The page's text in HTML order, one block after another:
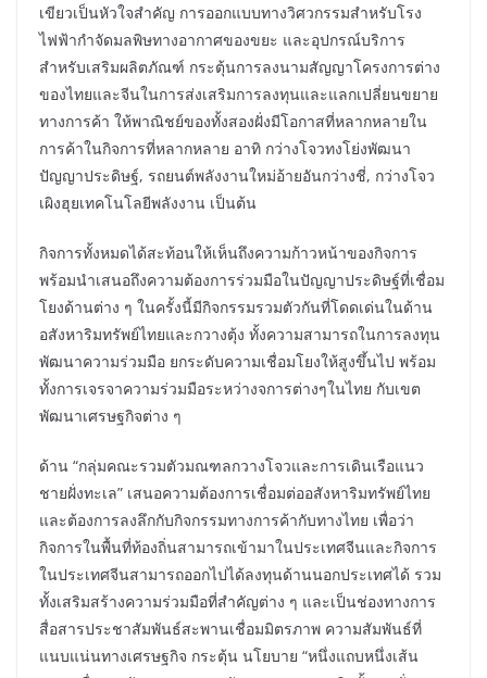
เขียวเป็นหัวใจสำคัญ การออกแบบทางวิศวกรรมสำหรับโรง
ไฟฟ้ากำจัดมลพิษทางอากาศของขยะ และอุปกรณ์บริการ
สำหรับเสริมผลิตภัณฑ์ กระตุ้นการลงนามสัญญาโครงการต่าง
ของไทยและจีนในการส่งเสริมการลงทุนและแลกเปลี่ยนขยาย
ทางการค้า ให้พาณิชย์ของทั้งสองฝั่งมีโอกาสที่หลากหลายใน
การค้าในกิจการที่หลากหลาย อาทิ กว่างโจวทงโย่งพัฒนา
ปัญญาประดิษฐ์, รถยนต์พลังงานใหม่อ้ายอันกว่างชี่, กว่างโจว
เผิงฮุยเทคโนโลยีพลังงาน เป็นต้น
กิจการทั้งหมดได้สะท้อนให้เห็นถึงความก้าวหน้าของกิจการ
พร้อมนำเสนอถึงความต้องการร่วมมือในปัญญาประดิษฐ์ที่เชื่อม
โยงด้านต่าง ๆ ในครั้งนี้มีกิจกรรมรวมตัวกันที่โดดเด่นในด้าน
อสังหาริมทรัพย์ไทยและกวางตุ้ง ทั้งความสามารถในการลงทุน
พัฒนาความร่วมมือ ยกระดับความเชื่อมโยงให้สูงขึ้นไป พร้อม
ทั้งการเจรจาความร่วมมือระหว่างจการต่างๆในไทย กับเขต
พัฒนาเศรษฐกิจต่าง ๆ
ด้าน “กลุ่มคณะรวมตัวมณฑลกวางโจวและการเดินเรือแนว
ชายฝั่งทะเล” เสนอความต้องการเชื่อมต่ออสังหาริมทรัพย์ไทย
และต้องการลงลึกกับกิจกรรมทางการค้ากับทางไทย เพื่อว่า
กิจการในพื้นที่ท้องถิ่นสามารถเข้ามาในประเทศจีนและกิจการ
ในประเทศจีนสามารถออกไปได้ลงทุนด้านนอกประเทศได้ รวม
ทั้งเสริมสร้างความร่วมมือที่สำคัญต่าง ๆ และเป็นช่องทางการ
สื่อสารประชาสัมพันธ์สะพานเชื่อมมิตรภาพ ความสัมพันธ์ที่
แนบแน่นทางเศรษฐกิจ กระตุ้น นโยบาย “หนึ่งแถบหนึ่งเส้น